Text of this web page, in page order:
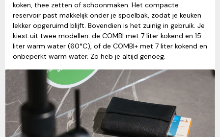
koken, thee zetten of schoonmaken. Het compacte
reservoir past makkelijk onder je spoelbak, zodat je keuken
lekker opgeruimd blijft. Bovendien is het zuinig in gebruik. Je
kiest uit twee modellen: de COMBI met 7 liter kokend en 15
liter warm water (60°C), of de COMBI+ met 7 liter kokend en
onbeperkt warm water. Zo heb je altijd genoeg.